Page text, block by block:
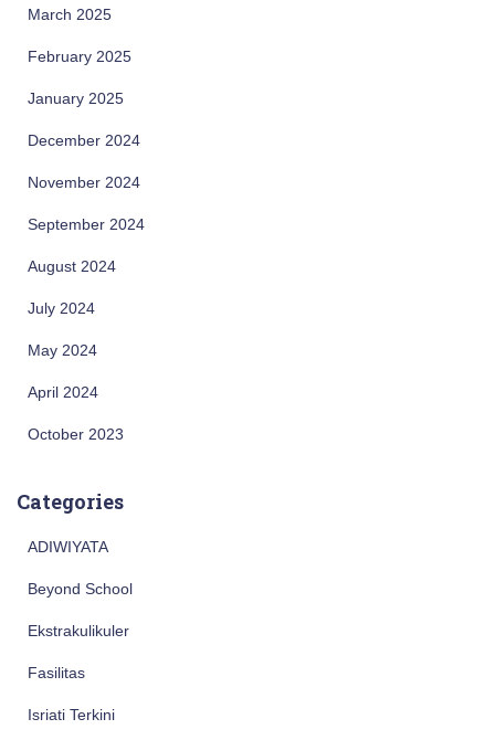
March 2025
February 2025
January 2025
December 2024
November 2024
September 2024
August 2024
July 2024
May 2024
April 2024
October 2023
Categories
ADIWIYATA
Beyond School
Ekstrakulikuler
Fasilitas
Isriati Terkini